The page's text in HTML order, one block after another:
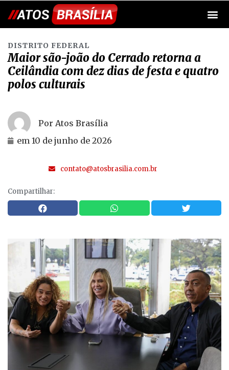
DISTRITO FEDERAL
Maior são-joão do Cerrado retorna a
Ceilândia com dez dias de festa e quatro
polos culturais
Por Atos Brasília
em 10 de junho de 2026
contato@atosbrasilia.com.br
Compartilhar: